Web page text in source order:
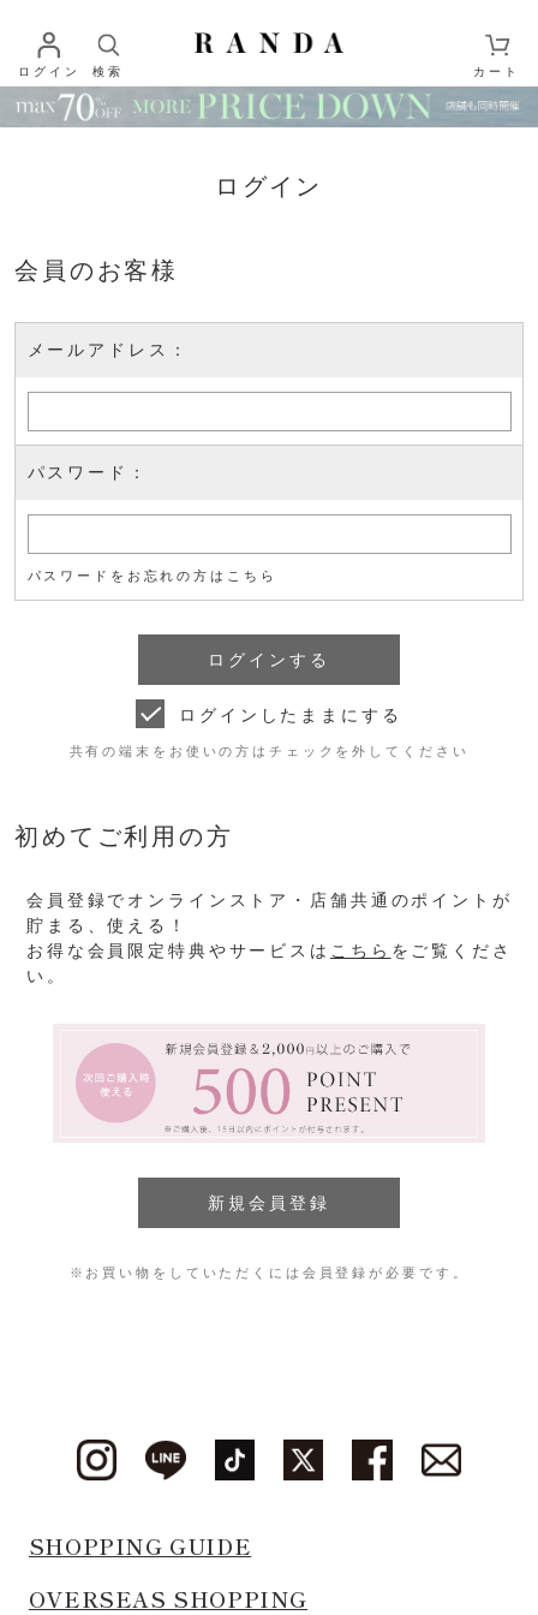
ログイン 検索 カート
ログイン
会員のお客様
メールアドレス：
パスワード：
パスワードをお忘れの方はこちら
ログインしたままにする
共有の端末をお使いの方はチェックを外してください
初めてご利用の方
会員登録でオンラインストア・店舗共通のポイントが
貯まる、使える！
お得な会員限定特典やサービスは こちら をご覧くださ
い。
※お買い物をしていただくには会員登録が必要です。
SHOPPING GUIDE
OVERSEAS SHOPPING